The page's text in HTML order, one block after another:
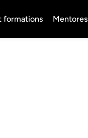
formations Mentores